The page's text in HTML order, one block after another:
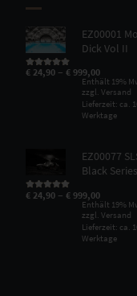
EZ00001
Dick Vol II
Bewertet mit
von 5
€ 24,90 –€ 999,00
Enthält 19%
zzgl.Versand
Lieferzeit: ca.
Werktage
EZ00077
Black Series
Bewertet mit
von 5
€ 24,90 –€ 999,00
Enthält 19%
zzgl.Versand
Lieferzeit: ca.
Werktage